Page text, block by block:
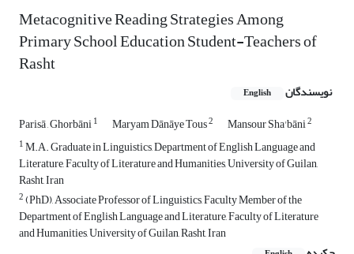
Metacognitive Reading Strategies Among
Primary School Education Student-Teachers of
Rasht
نویسندگان English
Parisā , Ghorbāni1 Maryam Dānāye Tous2 Mansour Sha'bāni2
1M.A. Graduate in Linguistics, Department of English Language and
Literature, Faculty of Literature and Humanities, University of Guilan,
Rasht, Iran
2(PhD), Associate Professor of Linguistics, Faculty Member of the
Department of English Language and Literature, Faculty of Literature
and Humanities, University of Guilan, Rasht, Iran